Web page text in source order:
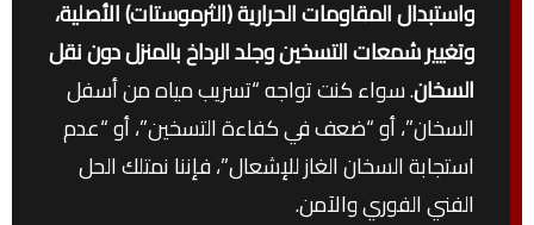
واستبدال المقاومات الحرارية (الثرموستات) الأصلية،
وتغيير شمعات التسخين وجلد الرداخ بالمنزل دون نقل
السخان. سواء كنت تواجه “تسريب مياه من أسفل
السخان”، أو “ضعف في كفاءة التسخين”، أو “عدم
استجابة السخان الغاز للإشعال”، فإننا نمتلك الحل
الفني الفوري والآمن.